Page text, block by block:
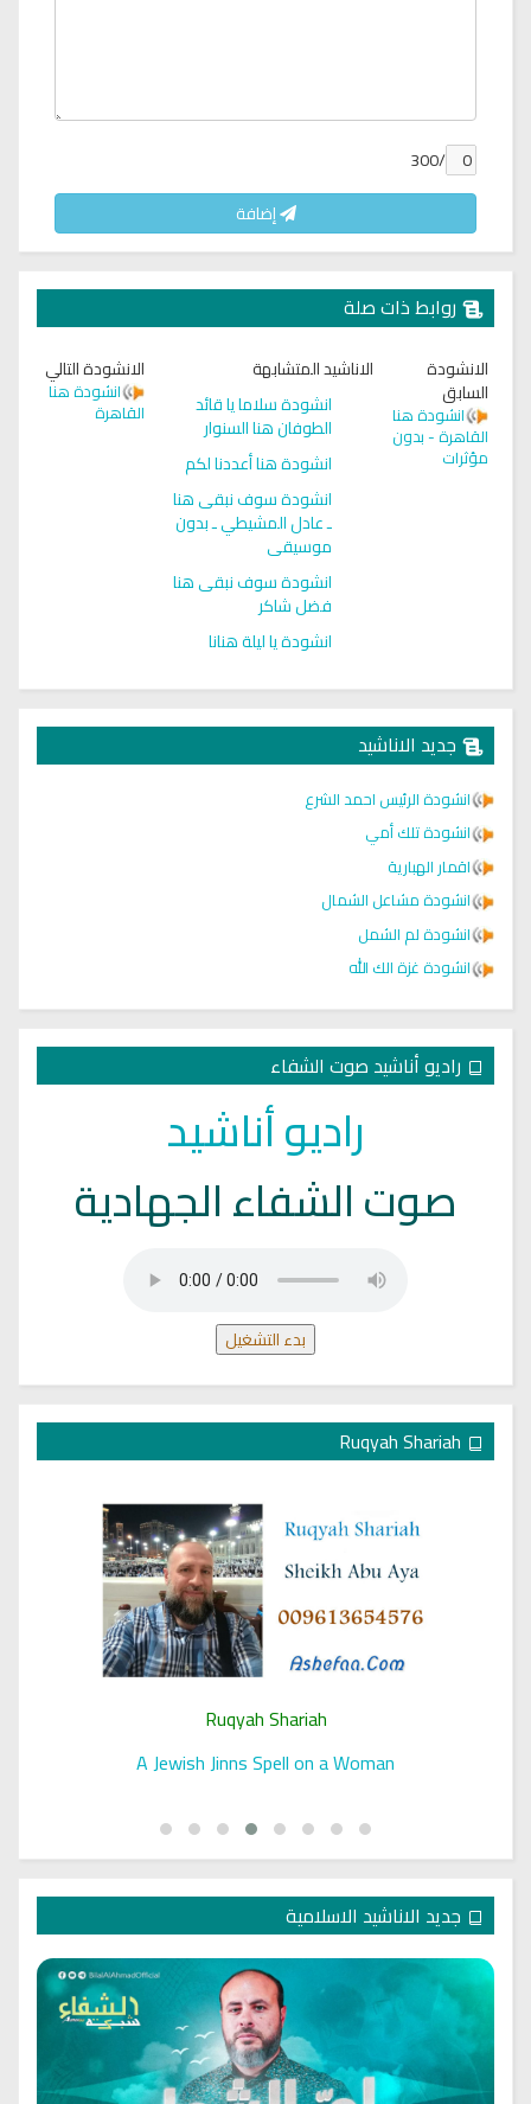
/300
إضافة
روابط ذات صلة
الانشودة
السابق
انشودة هنا
القاهرة - بدون
مؤثرات
الاناشيد المتشابهة
انشودة سلاما يا قائد
الطوفان هنا السنوار
انشودة هنا أعددنا لكم
انشودة سوف نبقى هنا
ـ عادل المشيطي ـ بدون
موسيقى
انشودة سوف نبقى هنا
فضل شاكر
انشودة يا ليلة هنانا
الانشودة التالي
انشودة هنا
القاهرة
جديد الاناشيد
انشودة الرئيس احمد الشرع
انشودة تلك أمي
اقمار الهبارية
انشودة مشاعل الشمال
انشودة لم الشمل
انشودة غزة الك الله
راديو أناشيد صوت الشفاء
راديو أناشيد
صوت الشفاء الجهادية
بدء التشغيل
Ruqyah Shariah
A Jewish Jinns Spell on a Woman
جديد الاناشيد الاسلامية